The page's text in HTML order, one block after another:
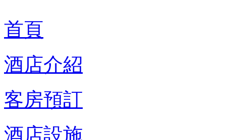
首頁
酒店介紹
客房預訂
酒店設施